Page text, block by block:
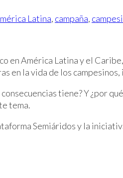
Latina, campaña,
en América Latina y el
en la vida de los
tiene? Y ¿por
tema.
Semiáridos y la